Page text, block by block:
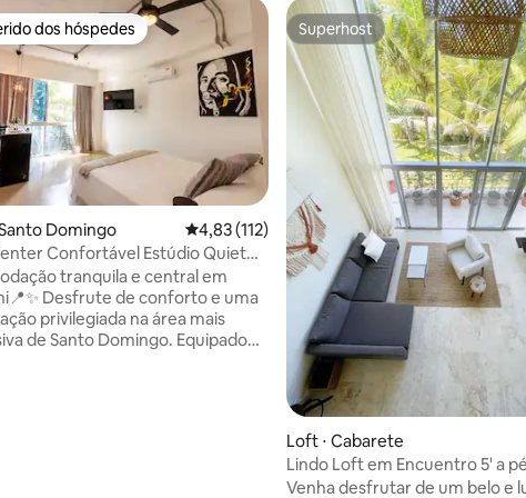
média de 5, 104 avaliações
dos hóspedes
dos hóspedes
Domingo 4,83 de uma avaliação média de 5, 112
4,83 (112)
Confortável Estúdio Quiet
Sto.Domingo
tranquila e central em
conforto e uma
privilegiada na área mais
de Santo Domingo. Equipado
Superhost
Superhost
Loft ⋅ Cabarete
Lindo Loft em Encuentro 5' a
Venha desfrutar de um belo e